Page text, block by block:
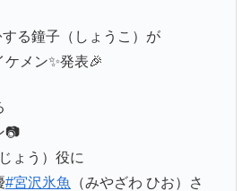
る鐘子（しょうこ）が
メン✨発表🎉
📷
ょう）役に
#宮沢氷魚
（みやざわ ひお）さ